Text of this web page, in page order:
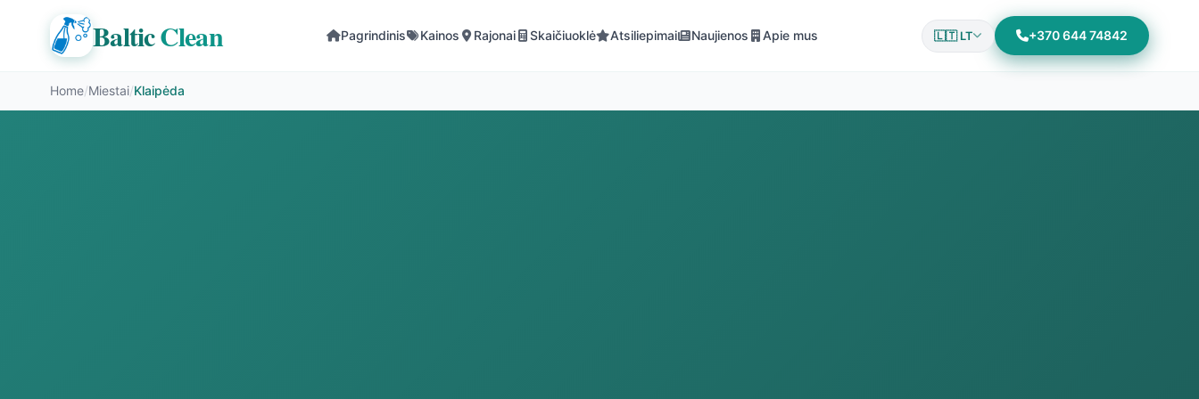
BalticClean Pagrindinis Kainos Rajonai Skaičiuoklė Atsiliepimai Naujienos Apie mus 🇱🇹 LT +370 644 74842
Home/Miestai/Klaipėda